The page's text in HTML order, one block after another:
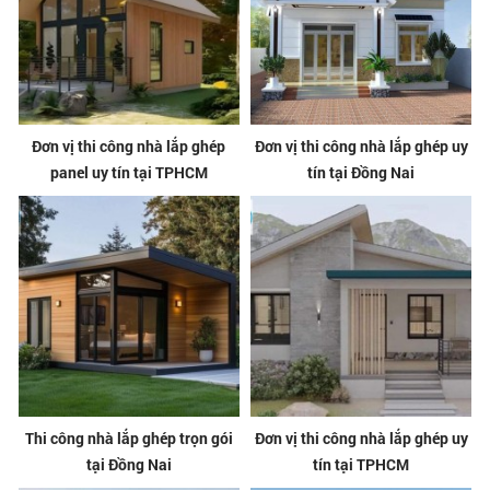
Đơn vị thi công nhà lắp ghép
panel uy tín tại TPHCM
Đơn vị thi công nhà lắp ghép uy
tín tại Đồng Nai
Thi công nhà lắp ghép trọn gói
tại Đồng Nai
Đơn vị thi công nhà lắp ghép uy
tín tại TPHCM